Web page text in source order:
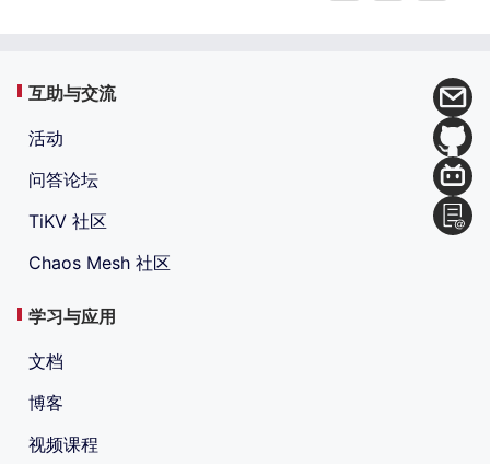
互助与交流
活动
问答论坛
TiKV 社区
Chaos Mesh 社区
学习与应用
文档
博客
视频课程